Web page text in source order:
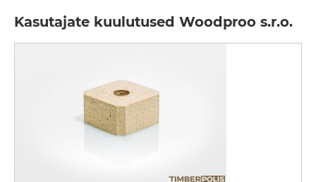
Kasutajate kuulutused Woodproo s.r.o.